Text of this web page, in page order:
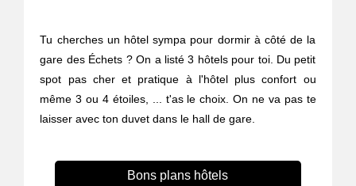
Tu cherches un hôtel sympa pour dormir à côté de la
gare des Échets ? On a listé 3 hôtels pour toi. Du petit
spot pas cher et pratique à l'hôtel plus confort ou
même 3 ou 4 étoiles, ... t'as le choix. On ne va pas te
laisser avec ton duvet dans le hall de gare.
Bons plans hôtels